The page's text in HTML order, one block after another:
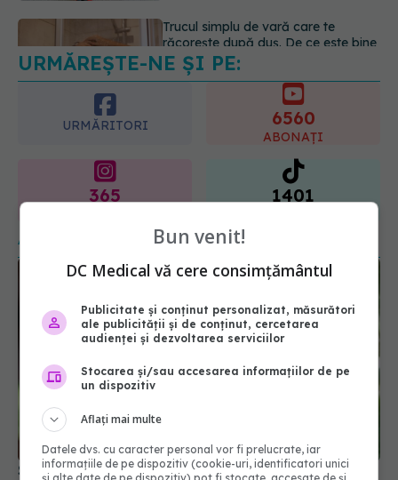
Bacteria din intestin care a crescut
forța musculară cu 30%
08.08.2026, 14:00
URMĂREȘTE-NE ȘI PE:
URMĂRITORI
ABONAȚI
URMĂRITORI
1401
URMĂRITORI
ARTICOLE SIMILARE
Salvia, aliatul împotriva bacteriilor gingivale. Cum
o poți folosi pentru a scăpa de durerile de
măsele
Bun venit!
DC Medical vă cere consimțământul
Publicitate și conținut personalizat, măsurători
ale publicității și de conținut, cercetarea
audienței și dezvoltarea serviciilor
Stocarea și/sau accesarea informațiilor de pe
un dispozitiv
Aflați mai multe
Datele dvs. cu caracter personal vor fi prelucrate, iar
informațiile de pe dispozitiv (cookie-uri, identificatori unici